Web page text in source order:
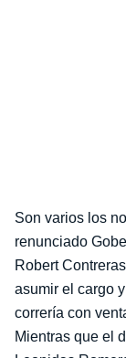
Son varios los
al renunciado
Concepción,
actual seremi
concejal
Mientras que